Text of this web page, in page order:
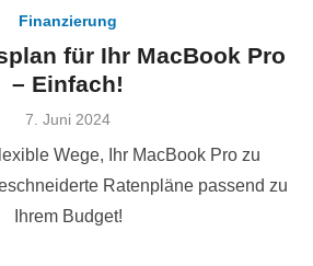
Finanzierung
für Ihr MacBook Pro
– Einfach!
Veröffentlicht
7. Juni 2024
Wege, Ihr MacBook Pro zu
Ratenpläne passend zu
Ihrem Budget!